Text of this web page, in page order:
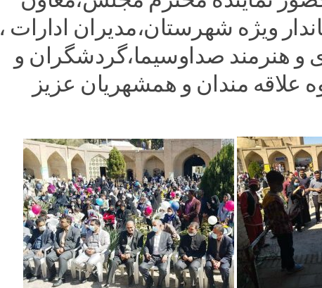
ویژه شهرستان،مدیران ادارات ،
و هنرمند صداوسیما،گردشگران و
علاقه مندان و همشهریان عزیز